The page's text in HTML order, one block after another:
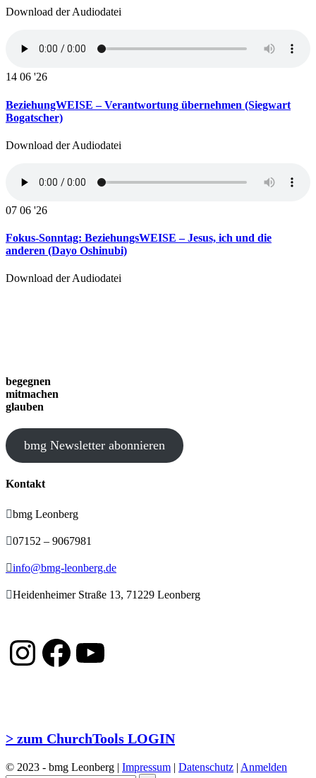
Download der Audiodatei
14 06 '26
BeziehungWEISE – Verantwortung übernehmen (Siegwart
Bogatscher)
Download der Audiodatei
07 06 '26
Fokus-Sonntag: BeziehungsWEISE – Jesus, ich und die
anderen (Dayo Oshinubi)
Download der Audiodatei
begegnen
mitmachen
glauben
bmg Newsletter abonnieren
Kontakt
bmg Leonberg
07152 – 9067981
info@bmg-leonberg.de
Heidenheimer Straße 13, 71229 Leonberg
Instagram
Facebook
YouTube
> zum ChurchTools LOGIN
© 2023 - bmg Leonberg | Impressum | Datenschutz | Anmelden